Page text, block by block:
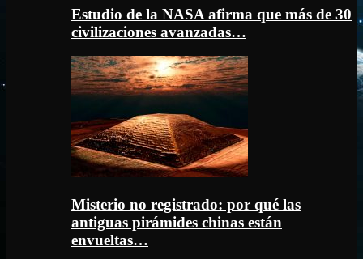
Estudio de la NASA afirma que más de 30
civilizaciones avanzadas…
Misterio no registrado: por qué las
antiguas pirámides chinas están
envueltas…